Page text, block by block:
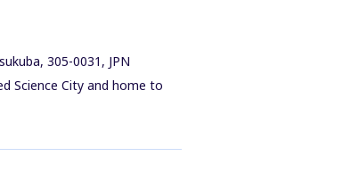
305-0031, JPN
Science City and home to